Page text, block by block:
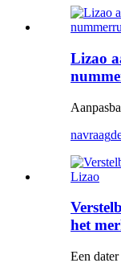
Lizao
navraag
het
Een